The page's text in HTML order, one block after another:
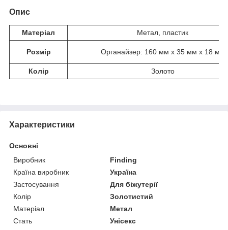
Опис
Матеріал Метал, пластик
Розмір Органайзер: 160 мм x 35 мм х 18 мм
Колір Золото
Характеристики
Основні
Виробник
Finding
Країна виробник
Україна
Застосування
Для біжутерії
Колір
Золотистий
Матеріал
Метал
Стать
Унісекс